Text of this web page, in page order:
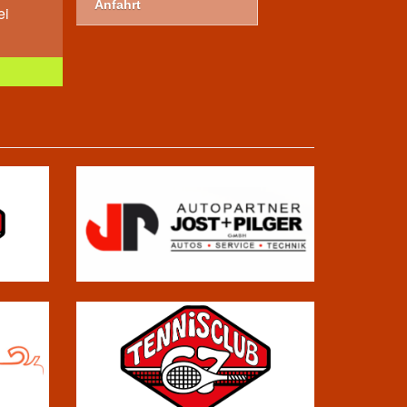
Anfahrt